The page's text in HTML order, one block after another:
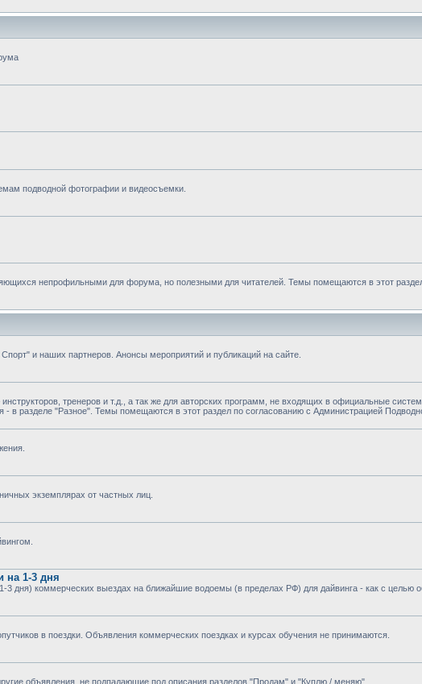
подводной фотографии и видеосъемки.
непрофильными для форума, но полезными для читателей. Темы помещаются в этот
и наших партнеров. Анонсы мероприятий и публикаций на сайте.
тренеров и т.д., а так же для авторских программ, не входящих в официальные
в разделе "Разное". Темы помещаются в этот раздел по согласованию с Администрацией
экземплярах от частных лиц.
на 1-3 дня
3 дня) коммерческих выездах на ближайшие водоемы (в пределах РФ) для дайвинга - как с целью
в поездки. Объявления коммерческих поездках и курсах обучения не принимаются.
объявления, не подпадающие под описания разделов "Продам" и "Куплю / меняю".